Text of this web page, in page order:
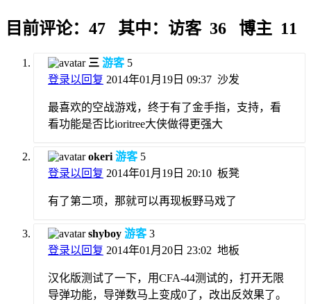
目前评论：47 其中：访客 36 博主 11
三 游客 5
登录以回复 2014年01月19日 09:37 沙发
最喜欢的空战游戏，终于有了金手指，支持，看
看功能是否比ioritree大侠做得更强大
okeri 游客 5
登录以回复 2014年01月19日 20:10 板凳
有了第二项，那就可以再现板野马戏了
shyboy 游客 3
登录以回复 2014年01月20日 23:02 地板
汉化版测试了一下，用CFA-44测试的，打开无限
导弹功能，导弹数马上变成0了，改出反效果了。